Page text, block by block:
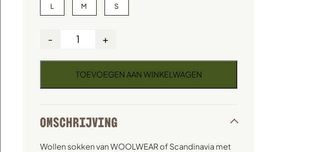
L M S
- +
TOEVOEGEN AAN WINKELWAGEN
OMSCHRIJVING
Wollen sokken van WOOLWEAR of Scandinavia met